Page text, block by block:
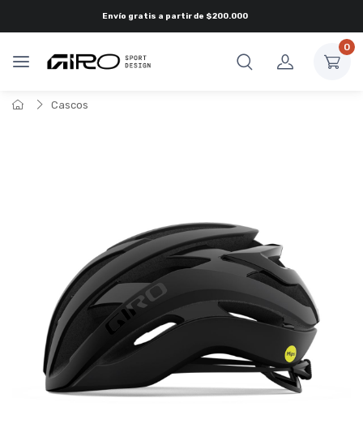
Envío gratis a partir de $200.000
0
Cascos